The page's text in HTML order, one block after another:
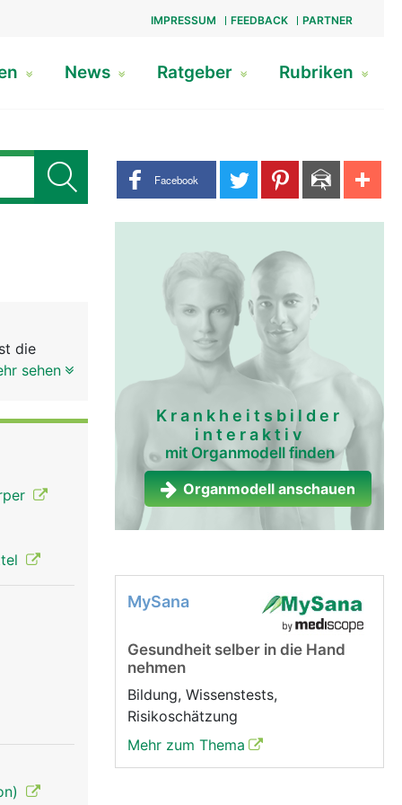
IMPRESSUM FEEDBACK PARTNER
News Ratgeber Rubriken
Share buttons
Facebook
die
sehen
Krankheitsbilder
interaktiv
mit Organmodell finden
Organmodell anschauen
MySana
Gesundheit selber in die Hand
nehmen
Bildung, Wissenstests,
Risikoschätzung
Mehr zum Thema